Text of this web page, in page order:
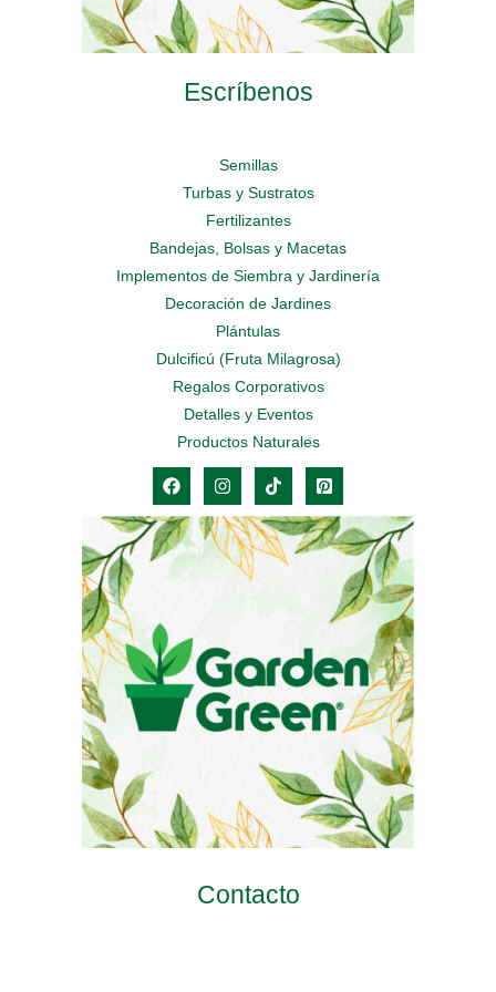
Escríbenos
Semillas
Turbas y Sustratos
Fertilizantes
Bandejas, Bolsas y Macetas
Implementos de Siembra y Jardinería
Decoración de Jardines
Plántulas
Dulcificú (Fruta Milagrosa)
Regalos Corporativos
Detalles y Eventos
Productos Naturales
Contacto